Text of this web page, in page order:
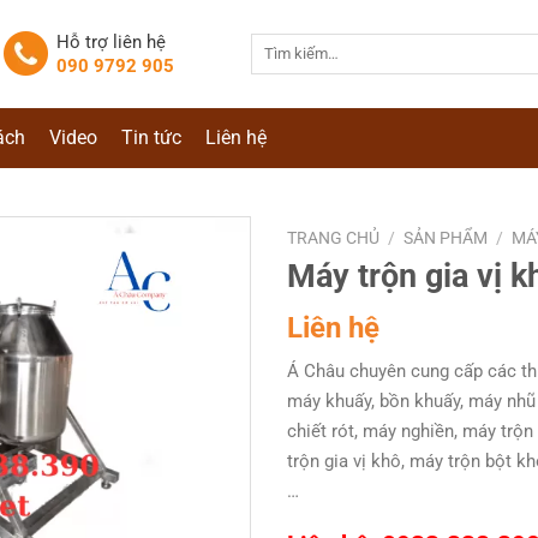
Hỗ trợ liên hệ
090 9792 905
Video Tin tức Liên hệ
TRANG CHỦ / SẢN PHẨM /
Máy trộn gia vị
Liên hệ
Á Châu chuyên cung cấp các
máy khuấy, bồn khuấy, máy
chiết rót, máy nghiền, máy
trộn gia vị khô, máy trộn bột
…